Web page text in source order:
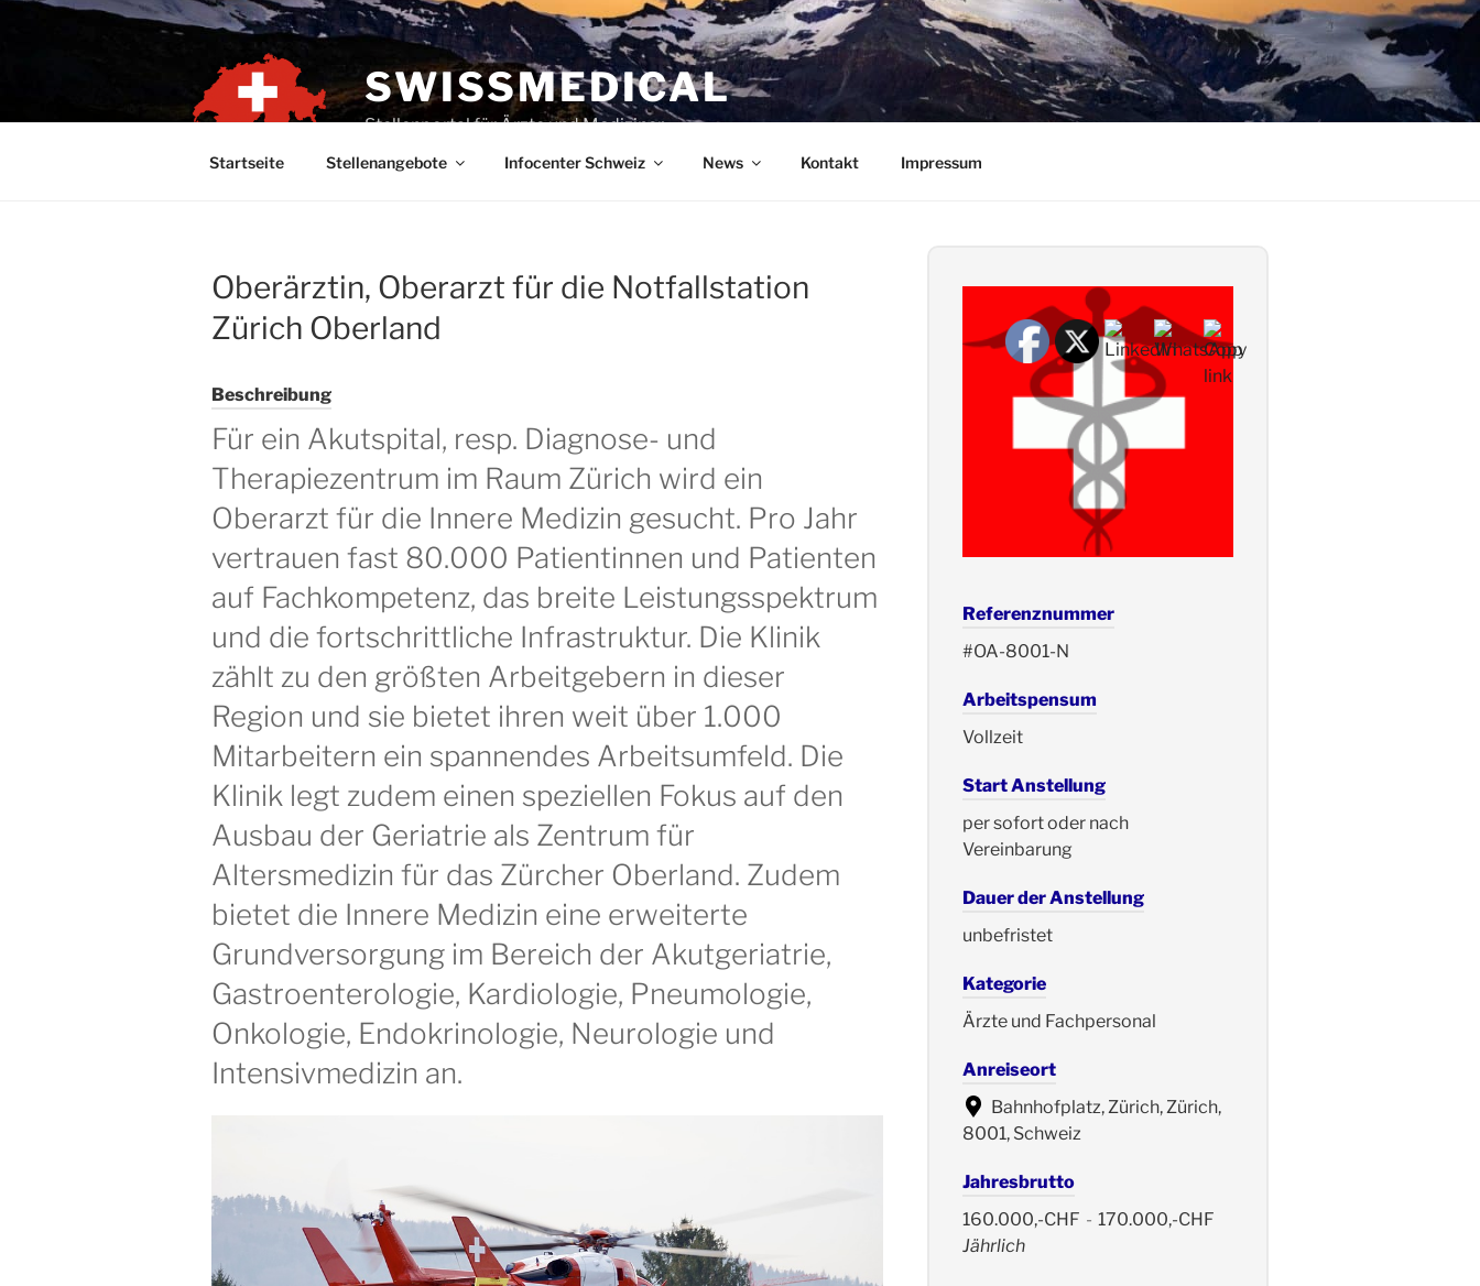
SWISSMEDICAL
Stellenportal für Ärzte und Mediziner
Startseite Stellenangebote Infocenter Schweiz News Kontakt Impressum
Oberärztin, Oberarzt für die Notfallstation
Zürich Oberland
Beschreibung
Für ein Akutspital, resp. Diagnose- und
Therapiezentrum im Raum Zürich wird ein
Oberarzt für die Innere Medizin gesucht. Pro Jahr
vertrauen fast 80.000 Patientinnen und Patienten
auf Fachkompetenz, das breite Leistungsspektrum
und die fortschrittliche Infrastruktur. Die Klinik
zählt zu den größten Arbeitgebern in dieser
Region und sie bietet ihren weit über 1.000
Mitarbeitern ein spannendes Arbeitsumfeld. Die
Klinik legt zudem einen speziellen Fokus auf den
Ausbau der Geriatrie als Zentrum für
Altersmedizin für das Zürcher Oberland. Zudem
bietet die Innere Medizin eine erweiterte
Grundversorgung im Bereich der Akutgeriatrie,
Gastroenterologie, Kardiologie, Pneumologie,
Onkologie, Endokrinologie, Neurologie und
Intensivmedizin an.
Referenznummer
#OA-8001-N
Arbeitspensum
Vollzeit
Start Anstellung
per sofort oder nach
Vereinbarung
Dauer der Anstellung
unbefristet
Kategorie
Ärzte und Fachpersonal
Anreiseort
Bahnhofplatz, Zürich, Zürich,
8001, Schweiz
Jahresbrutto
160.000,-CHF - 170.000,-CHF
Jährlich